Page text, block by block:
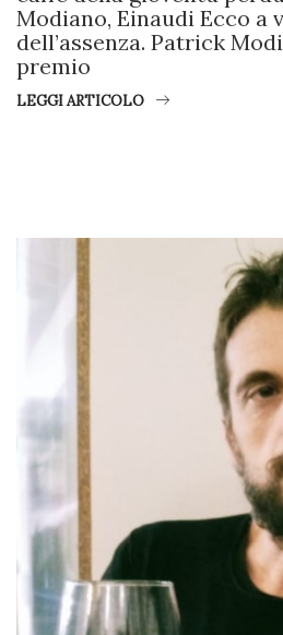
Modiano, Einaudi Ecco a
dell’assenza. Patrick
premio
LEGGI ARTICOLO